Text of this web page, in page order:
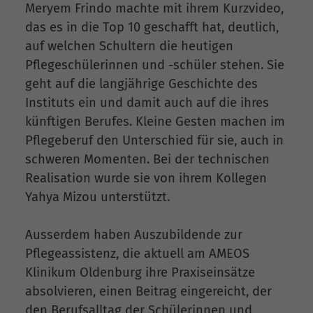
Meryem Frindo machte mit ihrem Kurzvideo,
das es in die Top 10 geschafft hat, deutlich,
auf welchen Schultern die heutigen
Pflegeschülerinnen und -schüler stehen. Sie
geht auf die langjährige Geschichte des
Instituts ein und damit auch auf die ihres
künftigen Berufes. Kleine Gesten machen im
Pflegeberuf den Unterschied für sie, auch in
schweren Momenten. Bei der technischen
Realisation wurde sie von ihrem Kollegen
Yahya Mizou unterstützt.
Ausserdem haben Auszubildende zur
Pflegeassistenz, die aktuell am AMEOS
Klinikum Oldenburg ihre Praxiseinsätze
absolvieren, einen Beitrag eingereicht, der